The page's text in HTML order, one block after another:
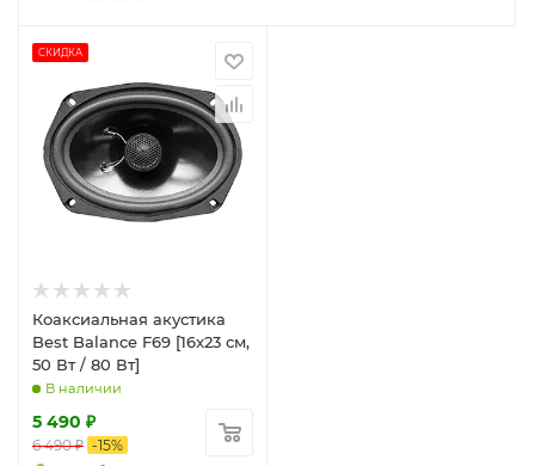
СКИДКА
Коаксиальная акустика
Best Balance F69 [16x23 см,
50 Вт / 80 Вт]
В наличии
5 490 ₽
6 490₽ -15%